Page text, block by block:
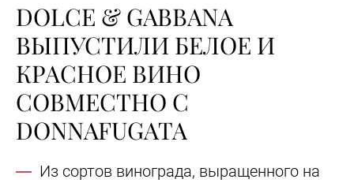
DOLCE & GABBANA
ВЫПУСТИЛИ БЕЛОЕ И
КРАСНОЕ ВИНО
СОВМЕСТНО С
DONNAFUGATA
Из сортов винограда, выращенного на